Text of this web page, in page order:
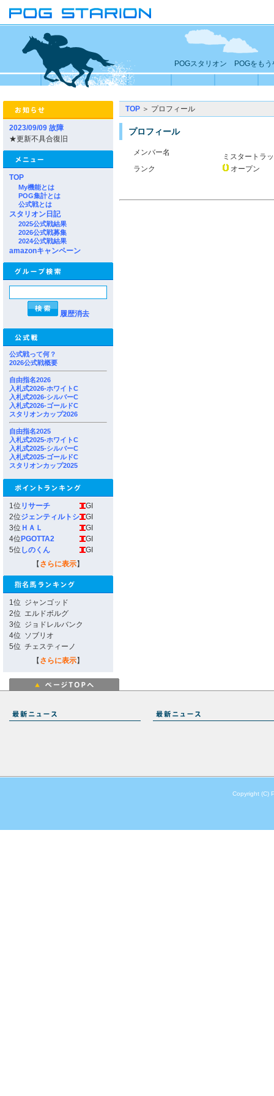
POGスタリオン POGをもう
2023/09/09 故障
★更新不具合復旧
TOP
My機能とは
POG集計とは
公式戦とは
スタリオン日記
2025公式戦結果
2026公式戦募集
2024公式戦結果
amazonキャンペーン
履歴消去
公式戦って何？
2026公式戦概要
自由指名2026
入札式2026-ホワイトC
入札式2026-シルバーC
入札式2026-ゴールドC
スタリオンカップ2026
自由指名2025
入札式2025-ホワイトC
入札式2025-シルバーC
入札式2025-ゴールドC
スタリオンカップ2025
1位 リサーチ
GI
2位ジェンティルトシ
GI
3位 ＨＡＬ
GI
4位 PGOTTA2
GI
5位 しのくん
GI
【 さらに表示】
1位 ジャンゴッド
2位 エルドボルグ
3位 ジョドレルバンク
4位 ソブリオ
5位 チェスティーノ
【 さらに表示】
TOP ＞ プロフィール
プロフィール
メンバー名
ミスタートラ
ランク
オープン
Copyright (C)